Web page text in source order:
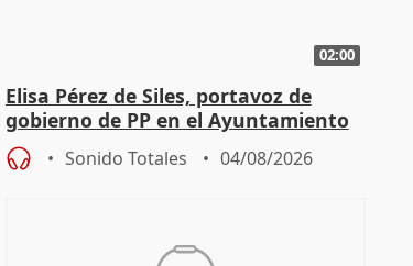
02:00
Elisa Pérez de Siles, portavoz de
gobierno de PP en el Ayuntamiento
de Málaga, deja la política
Sonido Totales 04/08/2026